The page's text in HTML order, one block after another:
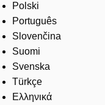
Polski
Português
Slovenčina
Suomi
Svenska
Türkçe
Ελληνικά